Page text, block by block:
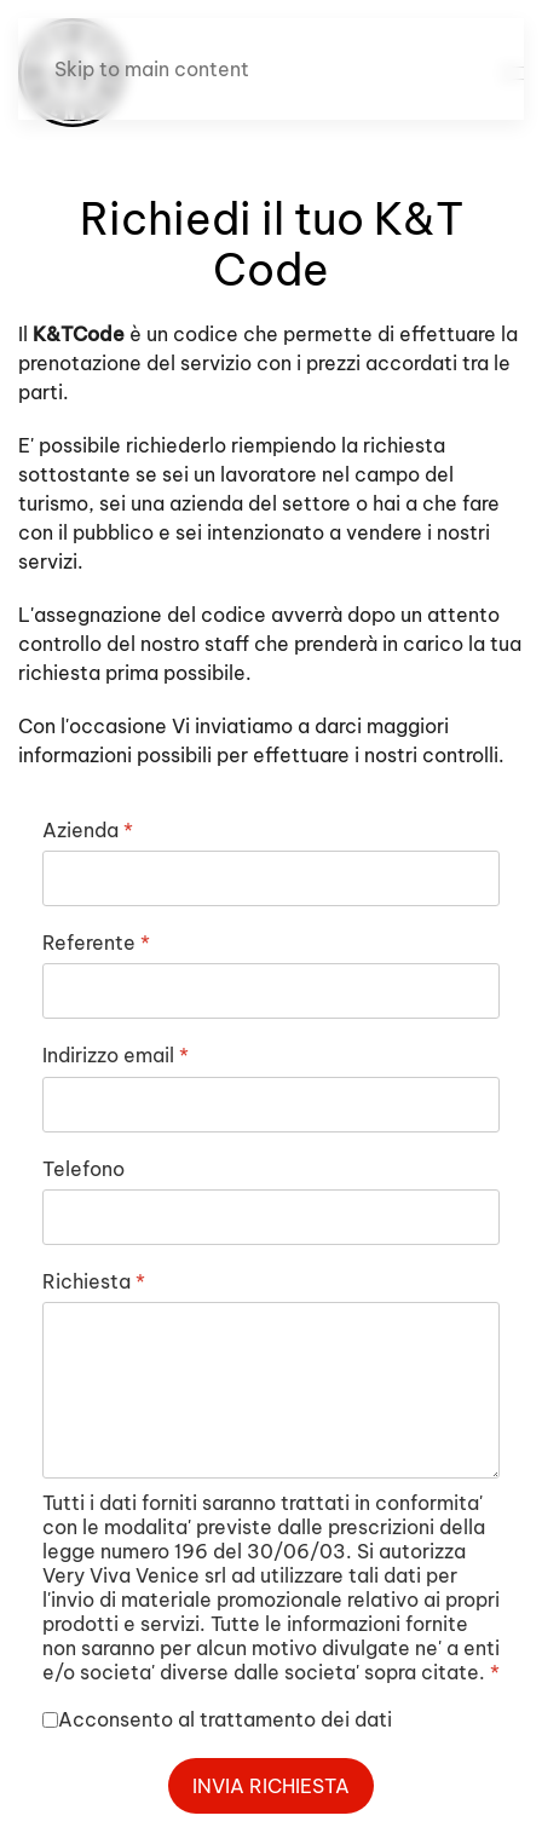
Skip to main content
Richiedi il tuo K&T
Code
Il K&TCode è un codice che permette di effettuare la
prenotazione del servizio con i prezzi accordati tra le
parti.
E' possibile richiederlo riempiendo la richiesta
sottostante se sei un lavoratore nel campo del
turismo, sei una azienda del settore o hai a che fare
con il pubblico e sei intenzionato a vendere i nostri
servizi.
L'assegnazione del codice avverrà dopo un attento
controllo del nostro staff che prenderà in carico la tua
richiesta prima possibile.
Con l'occasione Vi inviatiamo a darci maggiori
informazioni possibili per effettuare i nostri controlli.
Azienda *
Referente *
Indirizzo email *
Telefono
Richiesta *
Tutti i dati forniti saranno trattati in conformita'
con le modalita' previste dalle prescrizioni della
legge numero 196 del 30/06/03. Si autorizza
Very Viva Venice srl ad utilizzare tali dati per
l'invio di materiale promozionale relativo ai propri
prodotti e servizi. Tutte le informazioni fornite
non saranno per alcun motivo divulgate ne' a enti
e/o societa' diverse dalle societa' sopra citate. *
Acconsento al trattamento dei dati
INVIA RICHIESTA